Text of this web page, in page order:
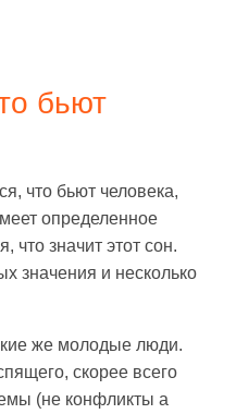
бьют
что бьют человека,
определенное
что значит этот сон.
значения и несколько
же молодые люди.
скорее всего
(не конфликты а